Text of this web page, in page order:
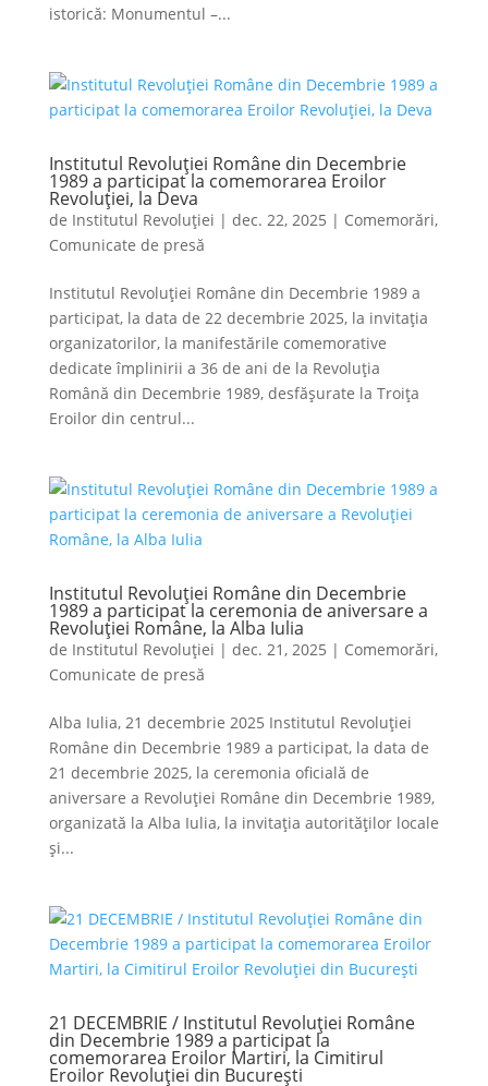
istorică: Monumentul –...
Institutul Revoluției Române din Decembrie
1989 a participat la comemorarea Eroilor
Revoluției, la Deva
de Institutul Revoluției | dec. 22, 2025 | Comemorări,
Comunicate de presă
Institutul Revoluției Române din Decembrie 1989 a
participat, la data de 22 decembrie 2025, la invitația
organizatorilor, la manifestările comemorative
dedicate împlinirii a 36 de ani de la Revoluția
Română din Decembrie 1989, desfășurate la Troița
Eroilor din centrul...
Institutul Revoluției Române din Decembrie
1989 a participat la ceremonia de aniversare a
Revoluției Române, la Alba Iulia
de Institutul Revoluției | dec. 21, 2025 | Comemorări,
Comunicate de presă
Alba Iulia, 21 decembrie 2025 Institutul Revoluției
Române din Decembrie 1989 a participat, la data de
21 decembrie 2025, la ceremonia oficială de
aniversare a Revoluției Române din Decembrie 1989,
organizată la Alba Iulia, la invitația autorităților locale
și...
21 DECEMBRIE / Institutul Revoluției Române
din Decembrie 1989 a participat la
comemorarea Eroilor Martiri, la Cimitirul
Eroilor Revoluției din București